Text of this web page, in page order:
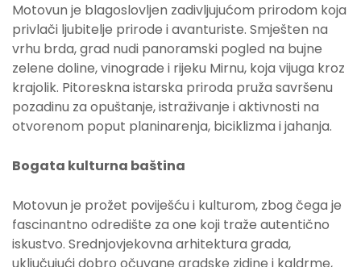
Motovun je blagoslovljen zadivljujućom prirodom koja
privlači ljubitelje prirode i avanturiste. Smješten na
vrhu brda, grad nudi panoramski pogled na bujne
zelene doline, vinograde i rijeku Mirnu, koja vijuga kroz
krajolik. Pitoreskna istarska priroda pruža savršenu
pozadinu za opuštanje, istraživanje i aktivnosti na
otvorenom poput planinarenja, biciklizma i jahanja.
Bogata kulturna baština
Motovun je prožet poviješću i kulturom, zbog čega je
fascinantno odredište za one koji traže autentično
iskustvo. Srednjovjekovna arhitektura grada,